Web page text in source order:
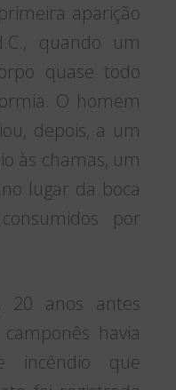
aparição
quando um
quase todo
O homem
depois, a um
às chamas, um
lugar da boca
por
20 anos antes
havia
incêndio que